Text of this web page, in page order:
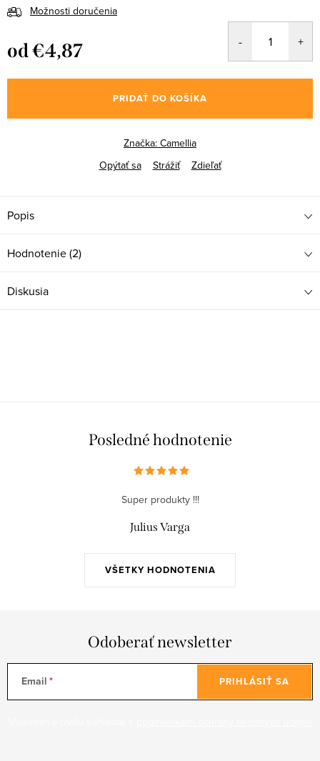
Možnosti doručenia
od€4,87
cena:
PRIDAŤ DO KOŠÍKA
Značka: Camellia
Opýtať sa
Strážiť Zdieľať
Popis
Hodnotenie (2)
Diskusia
Posledné hodnotenie
VŠETKY HODNOTENIA
Super produkty !!!
Julius Varga
Odoberať newsletter
Email PRIHLÁSIŤ SA